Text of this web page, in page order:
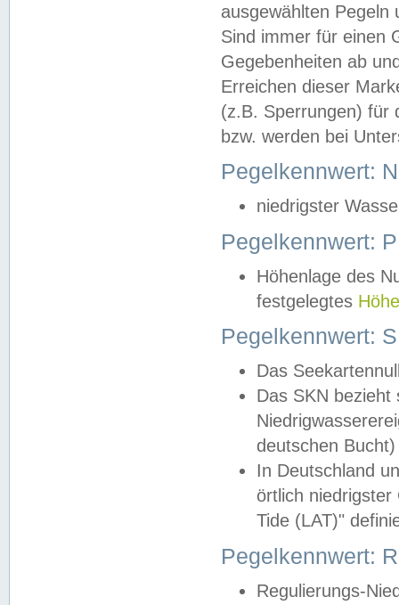
ausgewählten
Sind immer für einen
Gegebenheiten ab
Erreichen dieser
(z.B. Sperrungen) für
bzw. werden bei
Pegelkennwert:
niedrigster
Pegelkennwert:
Höhenlage des
festgelegtes
Pegelkennwert:
Das
Das SKN
deutschen
In Deutschland
örtlich
Tide (LAT)"
Pegelkennwert:
Regulierungs-